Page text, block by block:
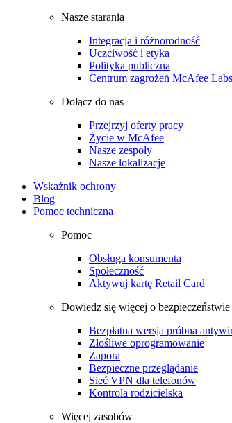
Nasze starania
Integracja i różnorodność
Uczciwość i etyka
Polityka publiczna
Centrum zagrożeń McAfee Labs
Dołącz do nas
Przejrzyj oferty pracy
Życie w McAfee
Nasze zespoły
Nasze lokalizacje
Wskaźnik ochrony
Blog
Pomoc techniczna
Pomoc
Obsługa konsumenta
Społeczność
Aktywuj kartę Retail Card
Dowiedz się więcej o bezpieczeństwie
Bezpłatna wersja próbna
Złośliwe oprogramowanie
Zapora
Bezpieczne przeglądanie
Sieć VPN dla telefonów
Kontrola rodzicielska
Więcej zasobów